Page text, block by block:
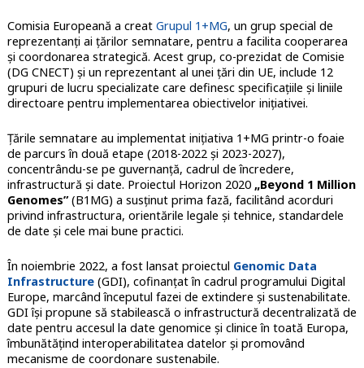
Comisia Europeană a creat Grupul 1+MG, un grup special de
reprezentanți ai țărilor semnatare, pentru a facilita cooperarea
și coordonarea strategică. Acest grup, co-prezidat de Comisie
(DG CNECT) și un reprezentant al unei țări din UE, include 12
grupuri de lucru specializate care definesc specificațiile și liniile
directoare pentru implementarea obiectivelor inițiativei.
Țările semnatare au implementat inițiativa 1+MG printr-o foaie
de parcurs în două etape (2018-2022 și 2023-2027),
concentrându-se pe guvernanță, cadrul de încredere,
infrastructură și date. Proiectul Horizon 2020 „Beyond 1 Million
Genomes”(B1MG) a susținut prima fază, facilitând acorduri
privind infrastructura, orientările legale și tehnice, standardele
de date și cele mai bune practici.
În noiembrie 2022, a fost lansat proiectul Genomic Data
Infrastructure(GDI), cofinanțat în cadrul programului Digital
Europe, marcând începutul fazei de extindere și sustenabilitate.
GDI își propune să stabilească o infrastructură decentralizată de
date pentru accesul la date genomice și clinice în toată Europa,
îmbunătățind interoperabilitatea datelor și promovând
mecanisme de coordonare sustenabile.